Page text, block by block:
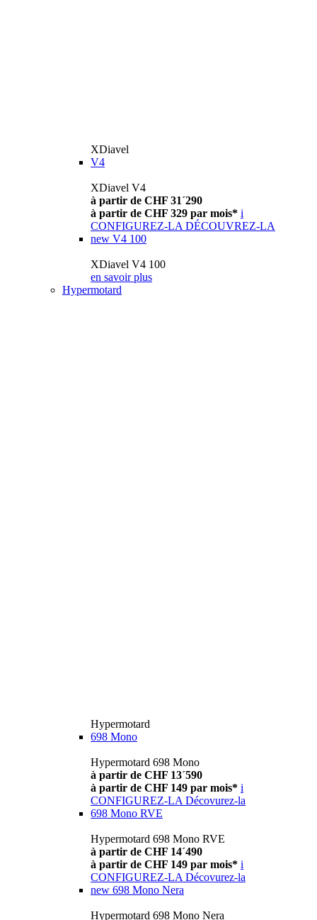
XDiavel
V4
XDiavel V4
à partir de CHF 31´290
à partir de CHF 329 par mois* i
CONFIGUREZ-LA DÉCOUVREZ-LA
new V4 100
XDiavel V4 100
en savoir plus
Hypermotard
Hypermotard
698 Mono
Hypermotard 698 Mono
à partir de CHF 13´590
à partir de CHF 149 par mois* i
CONFIGUREZ-LA Décovurez-la
698 Mono RVE
Hypermotard 698 Mono RVE
à partir de CHF 14´490
à partir de CHF 149 par mois* i
CONFIGUREZ-LA Décovurez-la
new 698 Mono Nera
Hypermotard 698 Mono Nera